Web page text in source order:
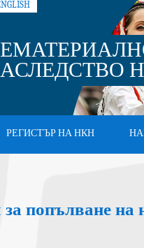
РЕГИСТЪР НА НКН
попълване на